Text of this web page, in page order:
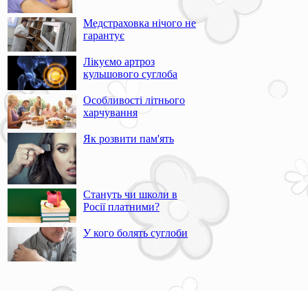
Медстраховка нічого не
гарантує
Лікуємо артроз
кульшового суглоба
Особливості літнього
харчування
Як розвити пам'ять
Стануть чи школи в
Росії платними?
У кого болять суглоби